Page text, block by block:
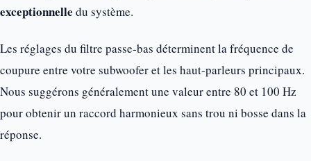
exceptionnelle du système.
Les réglages du filtre passe-bas déterminent la fréquence de
coupure entre votre subwoofer et les haut-parleurs principaux.
Nous suggérons généralement une valeur entre 80 et 100 Hz
pour obtenir un raccord harmonieux sans trou ni bosse dans la
réponse.